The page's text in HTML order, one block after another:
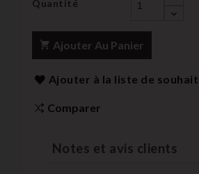
Quantité
Ajouter Au Panier
Ajouter à la liste de
Comparer
Notes et avis clients